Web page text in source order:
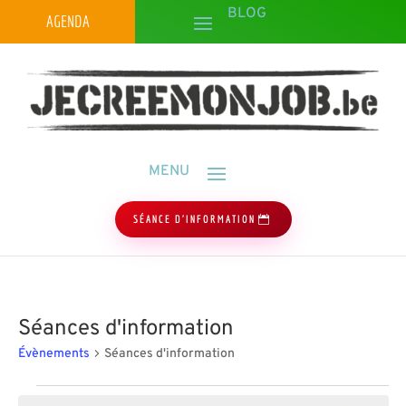
AGENDA
SÉANCE D'INFORMATION
Séances d'information
Évènements Séances d'information